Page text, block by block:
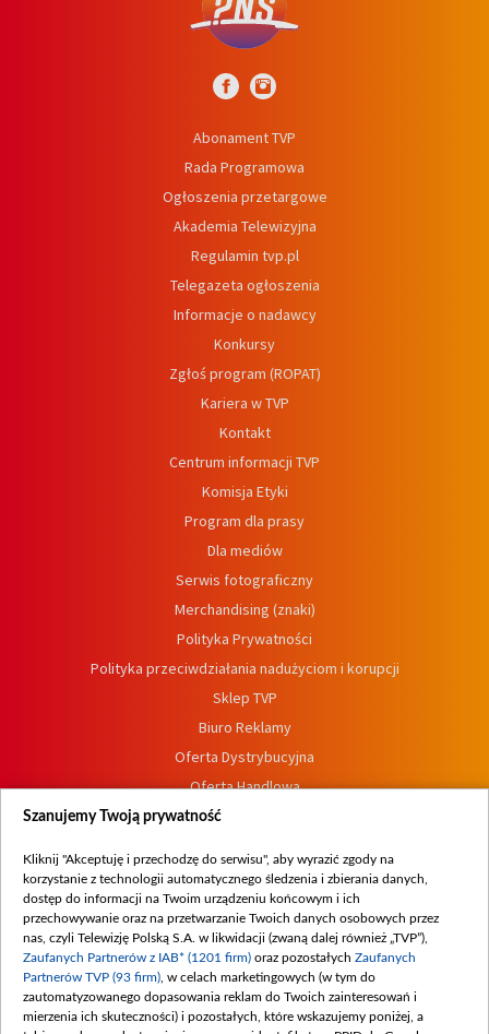
Abonament TVP
Rada Programowa
Ogłoszenia przetargowe
Akademia Telewizyjna
Regulamin tvp.pl
Telegazeta ogłoszenia
Informacje o nadawcy
Konkursy
Zgłoś program (ROPAT)
Kariera w TVP
Kontakt
Centrum informacji TVP
Komisja Etyki
Program dla prasy
Dla mediów
Serwis fotograficzny
Merchandising (znaki)
Polityka Prywatności
Polityka przeciwdziałania nadużyciom i korupcji
Sklep TVP
Biuro Reklamy
Oferta Dystrybucyjna
Oferta Handlowa
Dostępność
Procedura zgłoszeń wewnętrznych
Szanujemy Twoją prywatność
Kliknij "Akceptuję i przechodzę do serwisu", aby wyrazić zgody na
korzystanie z technologii automatycznego śledzenia i zbierania danych,
dostęp do informacji na Twoim urządzeniu końcowym i ich
przechowywanie oraz na przetwarzanie Twoich danych osobowych przez
nas, czyli Telewizję Polską S.A. w likwidacji (zwaną dalej również „TVP”),
Zaufanych Partnerów z IAB* (1201 firm) oraz pozostałych Zaufanych
Partnerów TVP (93 firm) , w celach marketingowych (w tym do
zautomatyzowanego dopasowania reklam do Twoich zainteresowań i
mierzenia ich skuteczności) i pozostałych, które wskazujemy poniżej, a